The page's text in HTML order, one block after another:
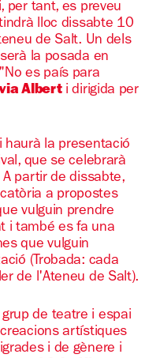
per tant, es preveu
lloc dissabte 10
de Salt. Un dels
la posada en
es país para
Alberti dirigida per
haurà la presentació
que se celebrarà
partir de dissabte,
a propostes
vulguin prendre
i també es fa una
que vulguin
(Trobada: cada
de l'Ateneu de Salt).
de teatre i espai
artístiques
i de gènere i